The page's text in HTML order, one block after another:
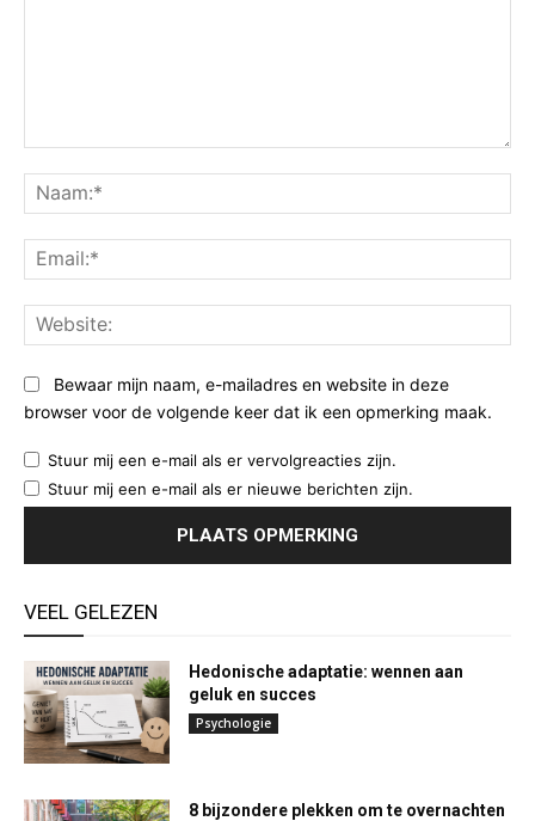
Bewaar mijn naam, e-mailadres en website in deze
browser voor de volgende keer dat ik een opmerking maak.
Stuur mij een e-mail als er vervolgreacties zijn.
Stuur mij een e-mail als er nieuwe berichten zijn.
VEEL GELEZEN
Hedonische adaptatie: wennen aan
geluk en succes
Psychologie
8 bijzondere plekken om te overnachten